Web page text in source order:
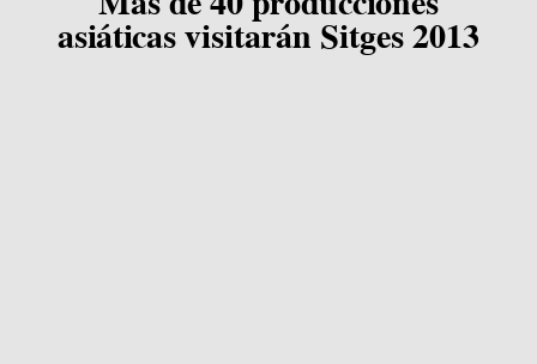
asiáticas visitarán Sitges 2013